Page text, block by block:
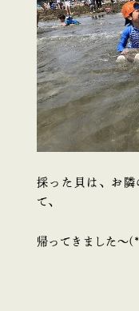
採った貝は、お
て、
帰ってきました～